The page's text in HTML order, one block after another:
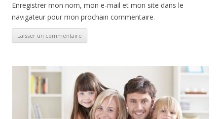
Enregistrer mon nom, mon e-mail et mon site dans le
navigateur pour mon prochain commentaire.